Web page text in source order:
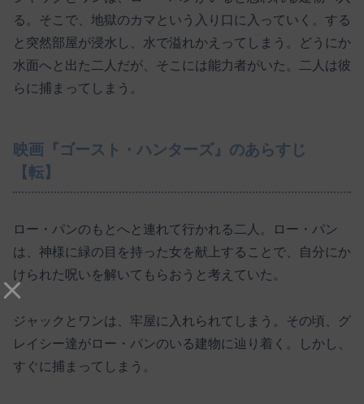
る。そこで、地獄のカマという入り口に入っていく。する
と突然部屋が浸水し、水で溢れかえってしまう。どうにか
水面へと出た二人だが、そこには能力者がいた。二人は彼
らに捕まってしまう。
映画『ゴースト・ハンターズ』のあらすじ
【転】
ロー・パンのもとへと連れて行かれる二人。ロー・パン
は、神様に緑の目を持った女を献上することで、自分にか
けられた呪いを解いてもらおうと考えていた。
ジャックとワンは、牢屋に入れられてしまう。その頃、グ
レイシー達がロー・パンのいる建物に辿り着く。しかし、
すぐに捕まってしまう。